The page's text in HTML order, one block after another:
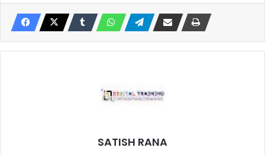
SATISH RANA